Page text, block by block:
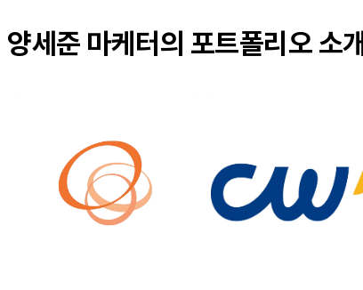
양세준 마케터의 포트폴리오 소개